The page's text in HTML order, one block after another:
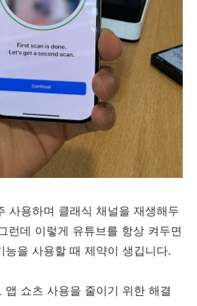
사용하며 클래식 채널을 재생해두
런데 이렇게 유튜브를 항상 켜두면
능을 사용할 때 제약이 생깁니다.
앱 쇼츠 사용을 줄이기 위한 해결